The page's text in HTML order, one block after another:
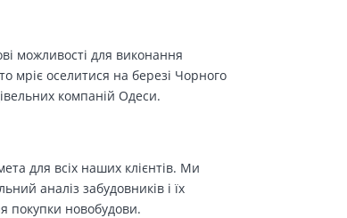
можливості для виконання
мріє оселитися на березі Чорного
компаній Одеси.
для всіх наших клієнтів. Ми
аналіз забудовників і їх
покупки новобудови.